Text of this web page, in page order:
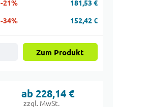
-21% 181,53 €
-34% 152,42 €
Zum Produkt
ab 228,14 €
zzgl. MwSt.